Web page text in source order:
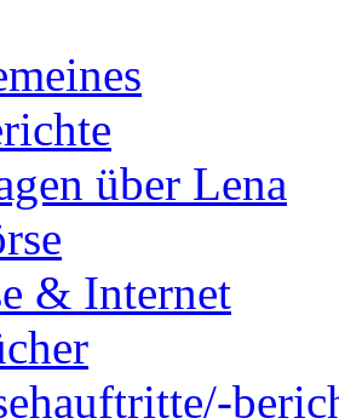
über Lena
& Internet